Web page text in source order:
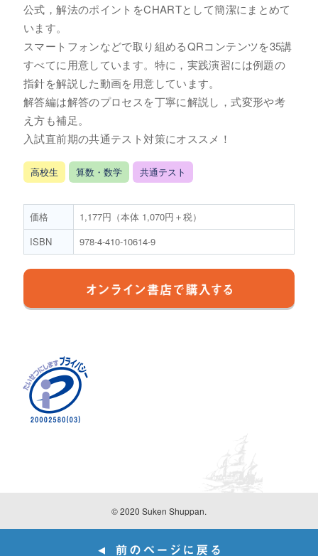
公式，解法のポイントをCHARTとして簡潔にまとめて
います。
スマートフォンなどで取り組めるQRコンテンツを35講
すべてに用意しています。特に，実践演習には例題の
指針を解説した動画を用意しています。
解答編は解答のプロセスを丁寧に解説し，式変形や考
え方も補足。
入試直前期の共通テスト対策にオススメ！
高校生 算数・数学 共通テスト
価格
1,177円（本体 1,070円＋税）
ISBN
978-4-410-10614-9
© 2020 Suken Shuppan.